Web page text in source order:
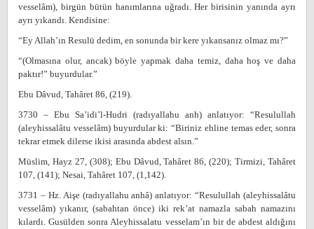
vesselâm), birgün bütün hanımlarına uğradı. Her birisinin yanında ayrı
ayrı yıkandı. Kendisine:
“Ey Allah’ın Resulü dedim, en sonunda bir kere yıkansanız olmaz mı?”
“(Olmasına olur, ancak) böyle yapmak daha temiz, daha hoş ve daha
paktır!” buyurdular.”
Ebu Dâvud, Tahâret 86, (219).
3730 – Ebu Sa’idi’l-Hudri (radıyallahu anh) anlatıyor: “Resulullah
(aleyhissalâtu vesselâm) buyurdular ki: “Biriniz ehline temas eder, sonra
tekrar etmek dilerse ikisi arasında abdest alsın.”
Müslim, Hayz 27, (308); Ebu Dâvud, Tahâret 86, (220); Tirmizi, Tahâret
107, (141); Nesai, Tahâret 107, (1,142).
3731 – Hz. Aişe (radıyallahu anhâ) anlatıyor: “Resulullah (aleyhissalâtu
vesselâm) yıkanır, (sabahtan önce) iki rek’at namazla sabah namazını
kılardı. Gusülden sonra Aleyhissalatu vesselam’ın bir de abdest aldığını